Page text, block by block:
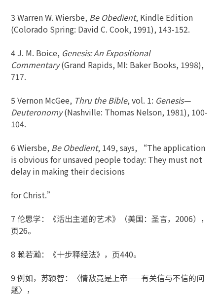
3 Warren W. Wiersbe, Be Obedient, Kindle Edition
(Colorado Spring: David C. Cook, 1991), 143-152.
4 J. M. Boice, Genesis: An Expositional
Commentary(Grand Rapids, MI: Baker Books, 1998),
717.
5 Vernon McGee, Thru the Bible, vol. 1: Genesis—
Deuteronomy(Nashville: Thomas Nelson, 1981), 100-
104.
6 Wiersbe, Be Obedient, 149, says, “The application
is obvious for unsaved people today: They must not
delay in making their decisions
for Christ.”
7 伦思学：《活出主道的艺术》（美国：圣言，2006），
页26。
8 赖若瀚：《十步释经法》，页440。
9 例如，苏颖智：〈情敌竟是上帝——有关信与不信的问
题〉，